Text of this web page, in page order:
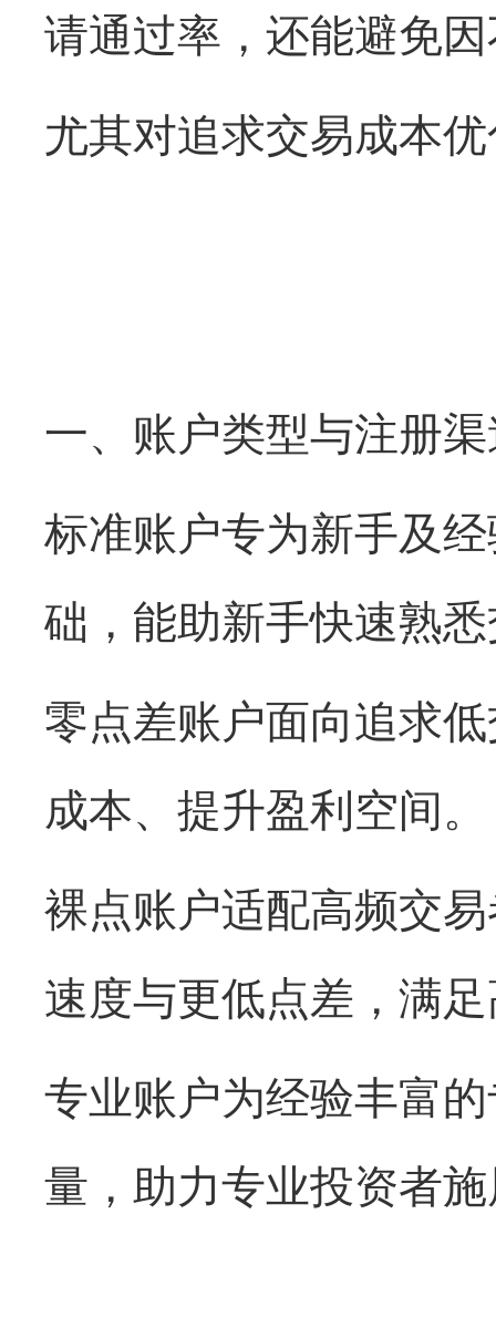
请通过率，还能避免
尤其对追求交易成本
一、账户类型与注册
标准账户专为新手及
础，能助新手快速熟
零点差账户面向追求
成本、提升盈利空间。
裸点账户适配高频交
速度与更低点差，满
专业账户为经验丰富
量，助力专业投资者